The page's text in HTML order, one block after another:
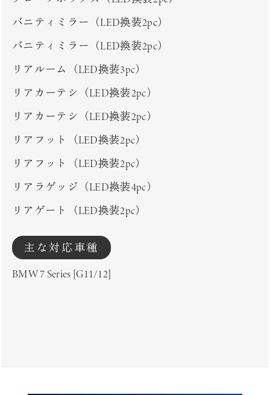
バニティミラー（LED換装2pc）
バニティミラー（LED換装2pc）
リアルーム（LED換装3pc）
リアカーテシ（LED換装2pc）
リアカーテシ（LED換装2pc）
リアフット（LED換装2pc）
リアフット（LED換装2pc）
リアラゲッジ（LED換装4pc）
リアゲート（LED換装2pc）
主な対応車種
BMW 7 Series [G11/12]